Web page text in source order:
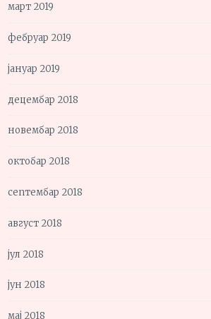
март 2019
фебруар 2019
јануар 2019
децембар 2018
новембар 2018
октобар 2018
септембар 2018
август 2018
јул 2018
јун 2018
мај 2018